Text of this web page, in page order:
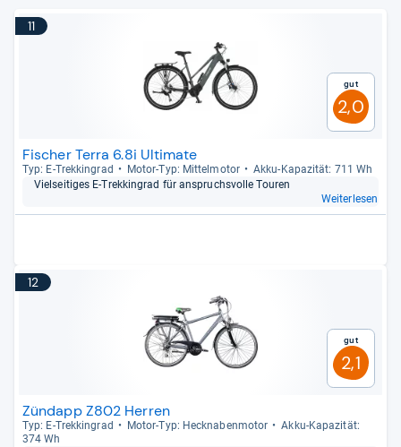
11
Gut
2,0
Fischer Terra 6.8i Ultimate
Typ: E-​Trek­kin­grad Motor-​Typ: Mit­tel­mo­tor
Akku-​Kapa­zi­tät: 711 Wh
Viel­sei­ti­ges E-​Trek­kin­grad für anspruchs­volle Tou­ren
Weiterlesen
12
Gut
2,1
Zündapp Z802 Herren
Typ: E-​Trek­kin­grad Motor-​Typ: Heck­na­ben­mo­tor
Akku-​Kapa­zi­tät:
374 Wh